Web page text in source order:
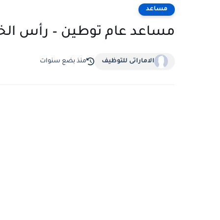
مساعد
مساعد عام توطين – رأس
الاماراتى للتوظيف منذ بضع سنوات